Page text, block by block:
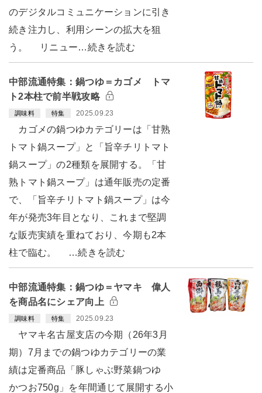
のデジタルコミュニケーションに引き
続き注力し、利用シーンの拡大を狙
う。 リニュー…続きを読む
中部流通特集：鍋つゆ＝カゴメ トマ
ト2本柱で前半戦攻略
調味料 特集 2025.09.23
カゴメの鍋つゆカテゴリーは「甘熟
トマト鍋スープ」と「旨辛チリトマト
鍋スープ」の2種類を展開する。「甘
熟トマト鍋スープ」は通年販売の定番
で、「旨辛チリトマト鍋スープ」は今
年が発売3年目となり、これまで堅調
な販売実績を重ねており、今期も2本
柱で臨む。 …続きを読む
中部流通特集：鍋つゆ＝ヤマキ 偉人
を商品名にシェア向上
調味料 特集 2025.09.23
ヤマキ名古屋支店の今期（26年3月
期）7月までの鍋つゆカテゴリーの業
績は定番商品「豚しゃぶ野菜鍋つゆ
かつお750g」を年間通じて展開する小